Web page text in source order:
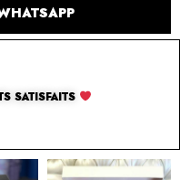
SATISFAITS